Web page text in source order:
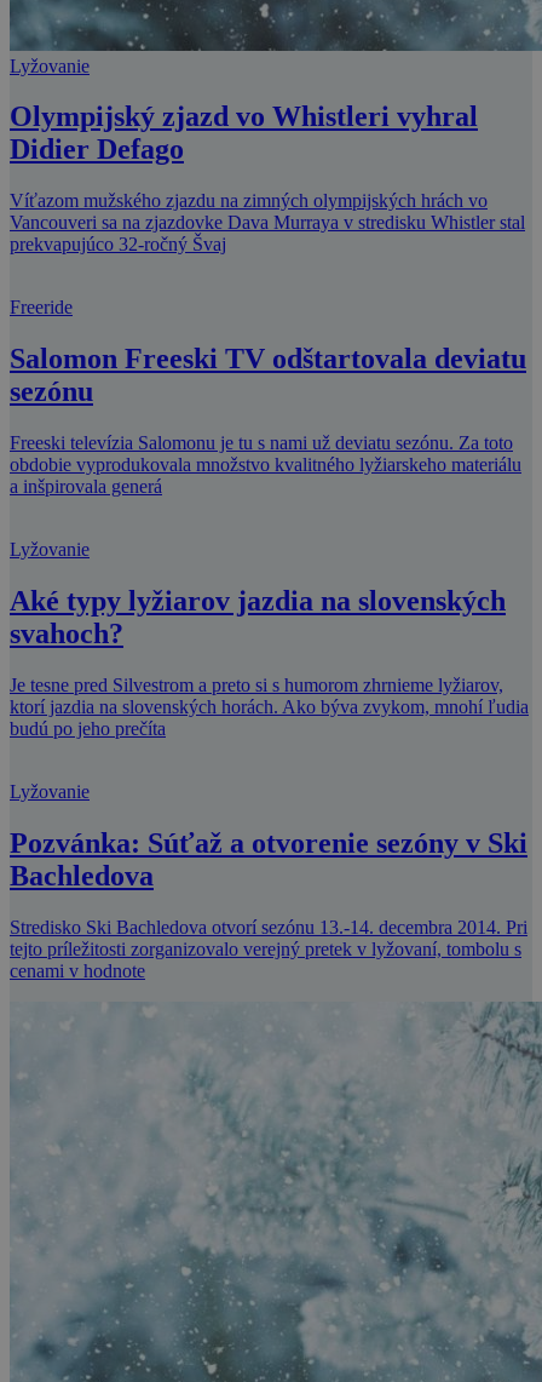
Lyžovanie
Olympijský zjazd vo Whistleri vyhral
Didier Defago
Víťazom mužského zjazdu na zimných olympijských hrách vo
Vancouveri sa na zjazdovke Dava Murraya v stredisku Whistler stal
prekvapujúco 32-ročný Švaj
Freeride
Salomon Freeski TV odštartovala deviatu
sezónu
Freeski televízia Salomonu je tu s nami už deviatu sezónu. Za toto
obdobie vyprodukovala množstvo kvalitného lyžiarskeho materiálu
a inšpirovala generá
Lyžovanie
Aké typy lyžiarov jazdia na slovenských
svahoch?
Je tesne pred Silvestrom a preto si s humorom zhrnieme lyžiarov,
ktorí jazdia na slovenských horách. Ako býva zvykom, mnohí ľudia
budú po jeho prečíta
Lyžovanie
Pozvánka: Súťaž a otvorenie sezóny v Ski
Bachledova
Stredisko Ski Bachledova otvorí sezónu 13.-14. decembra 2014. Pri
tejto príležitosti zorganizovalo verejný pretek v lyžovaní, tombolu s
cenami v hodnote